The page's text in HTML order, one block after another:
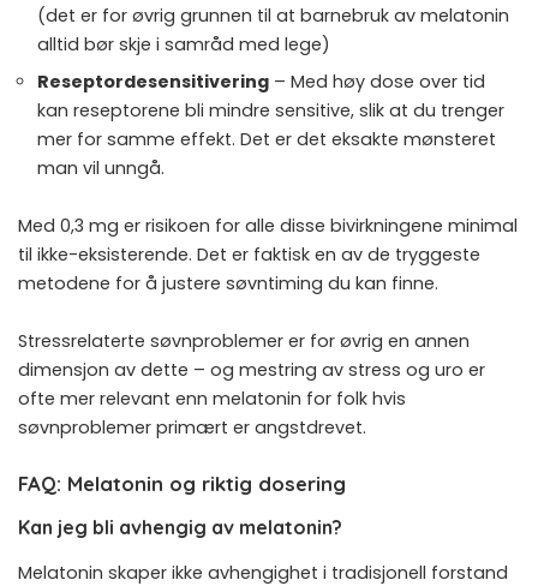
(det er for øvrig grunnen til at barnebruk av melatonin
alltid bør skje i samråd med lege)
Reseptordesensitivering – Med høy dose over tid
kan reseptorene bli mindre sensitive, slik at du trenger
mer for samme effekt. Det er det eksakte mønsteret
man vil unngå.
Med 0,3 mg er risikoen for alle disse bivirkningene minimal
til ikke-eksisterende. Det er faktisk en av de tryggeste
metodene for å justere søvntiming du kan finne.
Stressrelaterte søvnproblemer er for øvrig en annen
dimensjon av dette – og mestring av stress og uro er
ofte mer relevant enn melatonin for folk hvis
søvnproblemer primært er angstdrevet.
FAQ: Melatonin og riktig dosering
Kan jeg bli avhengig av melatonin?
Melatonin skaper ikke avhengighet i tradisjonell forstand